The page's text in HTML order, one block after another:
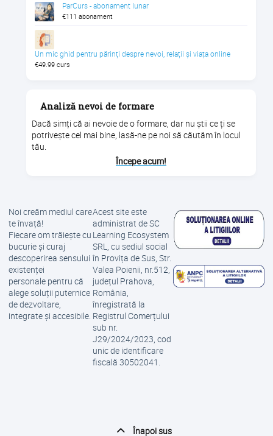
ParCurs - abonament lunar
€111 abonament
Un mic ghid pentru părinți despre nevoi, relații și viața online
€49.99 curs
Analiză nevoi de formare
Dacă simți că ai nevoie de o formare, dar nu știi ce ți se
potrivește cel mai bine, lasă-ne pe noi să căutăm în locul
tău.
Începe acum!
Noi creăm mediul care
te învață!
Fiecare om trăiește cu
bucurie și curaj
descoperirea sensului
existenței
personale pentru că
alege soluții puternice
de dezvoltare,
integrate și accesibile.
Acest site este
administrat de SC
Learning Ecosystem
SRL, cu sediul social
în Provița de Sus, Str.
Valea Poienii, nr.512,
județul Prahova,
România,
înregistrată la
Registrul Comerțului
sub nr.
J29/2024/2023, cod
unic de identificare
fiscală 30502041.
Înapoi sus